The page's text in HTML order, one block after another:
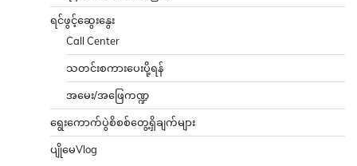
ရင်ဖွင့်ဆွေးနွေး
Call Center
သတင်းစကားပေးပို့ရန်
အမေး/အဖြေကဏ္ဍ
ရွေးကောက်ပွဲစိစစ်တွေ့ရှိချက်များ
ပျိုမေVlog